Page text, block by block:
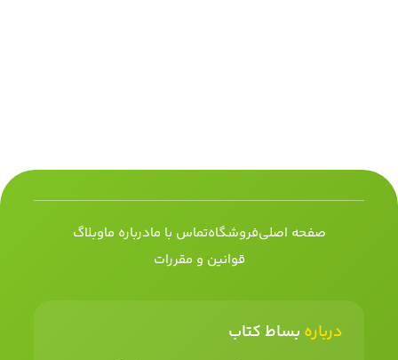
صفحه اصلیفروشگاهتماس با مادرباره ماوبلاگ
قوانین و مقررات
درباره بساط کتاب